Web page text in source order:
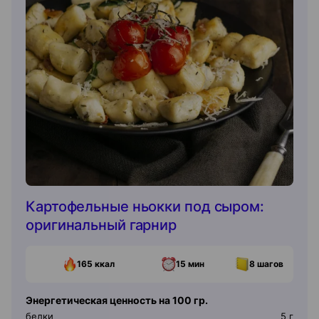
Картофельные ньокки под сыром:
оригинальный гарнир
165 ккал 15 мин 8 шагов
Энергетическая ценность на 100 гр.
белки 5 г